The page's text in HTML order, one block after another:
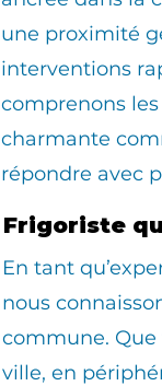
une proximité
interventions
comprenons
charmante
répondre avec
Frigoriste
En tant
nous
commune. Que
ville, en